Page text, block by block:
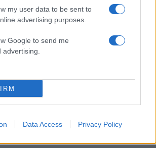
my user data to be sent to
advertising purposes.
Google to send me
Data Access Privacy Policy
ΔΙΑΦΗΜΙΣΗ